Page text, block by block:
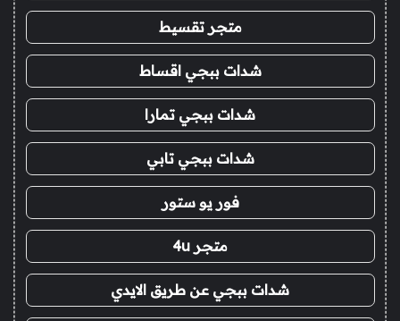
متجر تقسيط
شدات ببجي اقساط
شدات ببجي تمارا
شدات ببجي تابي
فور يو ستور
متجر 4u
شدات ببجي عن طريق الايدي